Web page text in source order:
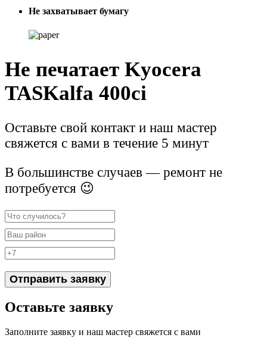
Не захватывает бумагу
Не печатает Kyocera
TASKalfa 400ci
Оставьте свой контакт и наш мастер
свяжется с вами в течение 5 минут
В большинстве случаев — ремонт не
потребуется 😉
Отправить заявку
Оставьте заявку
Заполните заявку и наш мастер свяжется с вами